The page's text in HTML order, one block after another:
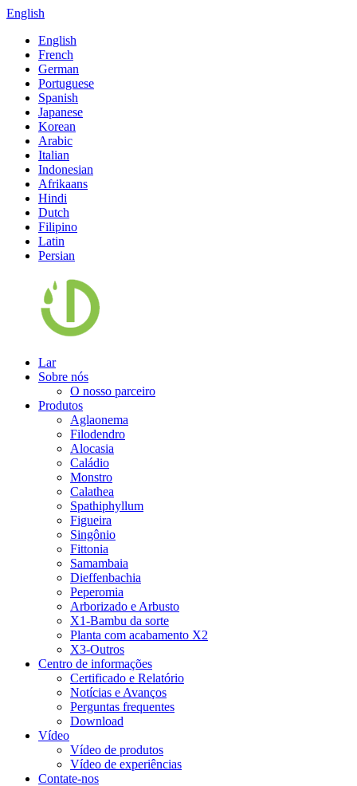
English
English
French
German
Portuguese
Spanish
Japanese
Korean
Arabic
Italian
Indonesian
Afrikaans
Hindi
Dutch
Filipino
Latin
Persian
Lar
Sobre nós
O nosso parceiro
Produtos
Aglaonema
Filodendro
Alocasia
Caládio
Monstro
Calathea
Spathiphyllum
Figueira
Singônio
Fittonia
Samambaia
Dieffenbachia
Peperomia
Arborizado e Arbusto
X1-Bambu da sorte
Planta com acabamento X2
X3-Outros
Centro de informações
Certificado e Relatório
Notícias e Avanços
Perguntas frequentes
Download
Vídeo
Vídeo de produtos
Vídeo de experiências
Contate-nos